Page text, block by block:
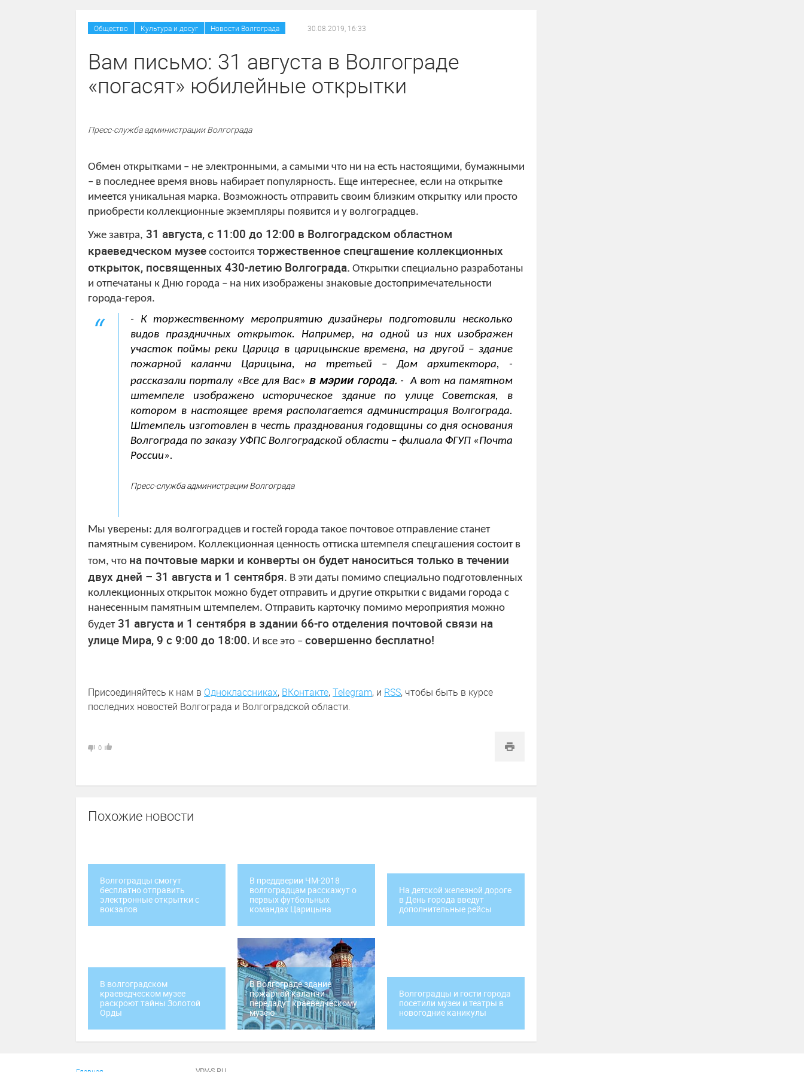
Общество Культура и досуг Новости Волгограда 30.08.2019, 16:33
Вам письмо: 31 августа в Волгограде
«погасят» юбилейные открытки
Пресс-служба администрации Волгограда
Обмен открытками – не электронными, а самыми что ни на есть настоящими, бумажными
– в последнее время вновь набирает популярность. Еще интереснее, если на открытке
имеется уникальная марка. Возможность отправить своим близким открытку или просто
приобрести коллекционные экземпляры появится и у волгоградцев.
Уже завтра, 31 августа, с 11:00 до 12:00 в Волгоградском областном
краеведческом музее состоится торжественное спецгашение коллекционных
открыток, посвященных 430-летию Волгограда. Открытки специально разработаны
и отпечатаны к Дню города – на них изображены знаковые достопримечательности
города-героя.
- К торжественному мероприятию дизайнеры подготовили несколько
видов праздничных открыток. Например, на одной из них изображен
участок поймы реки Царица в царицынские времена, на другой – здание
пожарной каланчи Царицына, на третьей – Дом архитектора, -
рассказали порталу «Все для Вас» в мэрии города.- А вот на памятном
штемпеле изображено историческое здание по улице Советская, в
котором в настоящее время располагается администрация Волгограда.
Штемпель изготовлен в честь празднования годовщины со дня основания
Волгограда по заказу УФПС Волгоградской области – филиала ФГУП «Почта
России».
Пресс-служба администрации Волгограда
Мы уверены: для волгоградцев и гостей города такое почтовое отправление станет
памятным сувениром. Коллекционная ценность оттиска штемпеля спецгашения состоит в
том, что на почтовые марки и конверты он будет наноситься только в течении
двух дней – 31 августа и 1 сентября. В эти даты помимо специально подготовленных
коллекционных открыток можно будет отправить и другие открытки с видами города с
нанесенным памятным штемпелем. Отправить карточку помимо мероприятия можно
будет31 августа и 1 сентября в здании 66-го отделения почтовой связи на
улице Мира, 9 с 9:00 до 18:00. И все это – совершенно бесплатно!
Присоединяйтесь к нам в Одноклассниках, ВКонтакте,Telegram, и RSS, чтобы быть в курсе
последних новостей Волгограда и Волгоградской области.
0
Похожие новости
Волгоградцы смогут
бесплатно отправить
электронные открытки с
вокзалов
В преддверии ЧМ-2018
волгоградцам расскажут о
первых футбольных
командах Царицына
На детской железной дороге
в День города введут
дополнительные рейсы
В волгоградском
краеведческом музее
раскроют тайны Золотой
Орды
В Волгограде здание
пожарной каланчи
передадут краеведческому
музею
Волгоградцы и гости города
посетили музеи и театры в
новогодние каникулы